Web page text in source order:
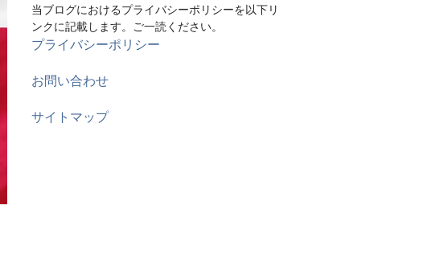
当ブログにおけるプライバシーポリシーを以下リ
ンクに記載します。ご一読ください。
プライバシーポリシー
お問い合わせ
サイトマップ